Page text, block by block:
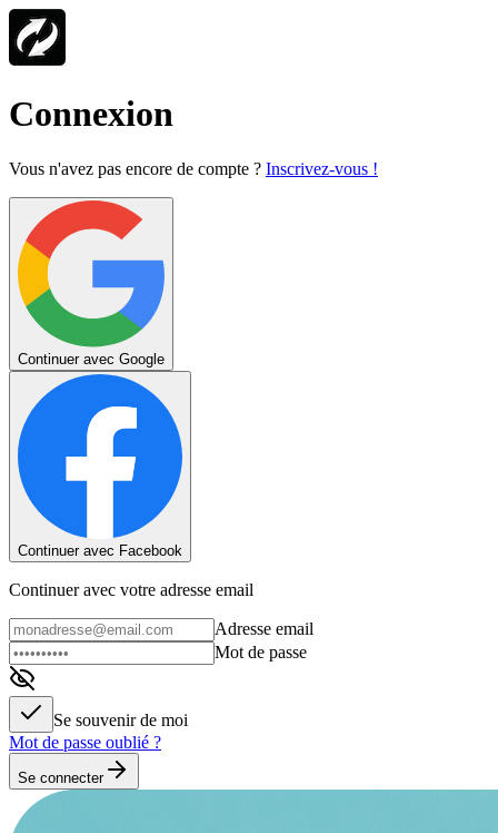
Connexion
Vous n'avez pas encore de compte ? Inscrivez-vous !
Continuer avec Google
Continuer avec Facebook
Continuer avec votre adresse email
Adresse email
Mot de passe
Se souvenir de moi
Mot de passe oublié ?
Se connecter